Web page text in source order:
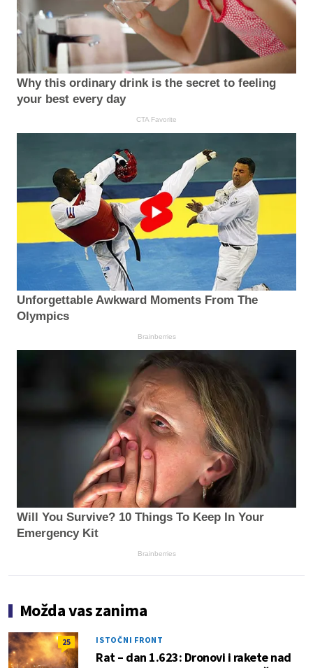
Why this ordinary drink is the secret to feeling
your best every day
CTA Favorite
Unforgettable Awkward Moments From The
Olympics
Brainberries
Will You Survive? 10 Things To Keep In Your
Emergency Kit
Brainberries
Možda vas zanima
25 ISTOČNI FRONT
Rat – dan 1.623: Dronovi i rakete nad